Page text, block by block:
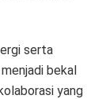
serta
bekal
yang